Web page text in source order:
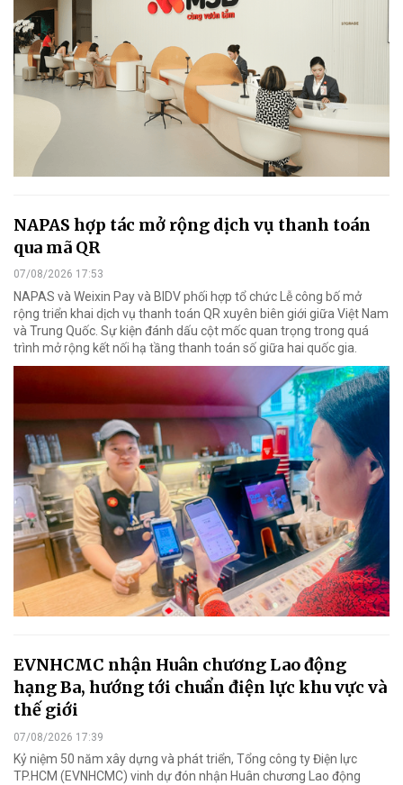
NAPAS hợp tác mở rộng dịch vụ thanh toán
qua mã QR
07/08/2026 17:53
NAPAS và Weixin Pay và BIDV phối hợp tổ chức Lễ công bố mở
rộng triển khai dịch vụ thanh toán QR xuyên biên giới giữa Việt Nam
và Trung Quốc. Sự kiện đánh dấu cột mốc quan trọng trong quá
trình mở rộng kết nối hạ tầng thanh toán số giữa hai quốc gia.
EVNHCMC nhận Huân chương Lao động
hạng Ba, hướng tới chuẩn điện lực khu vực và
thế giới
07/08/2026 17:39
Kỷ niệm 50 năm xây dựng và phát triển, Tổng công ty Điện lực
TP.HCM (EVNHCMC) vinh dự đón nhận Huân chương Lao động